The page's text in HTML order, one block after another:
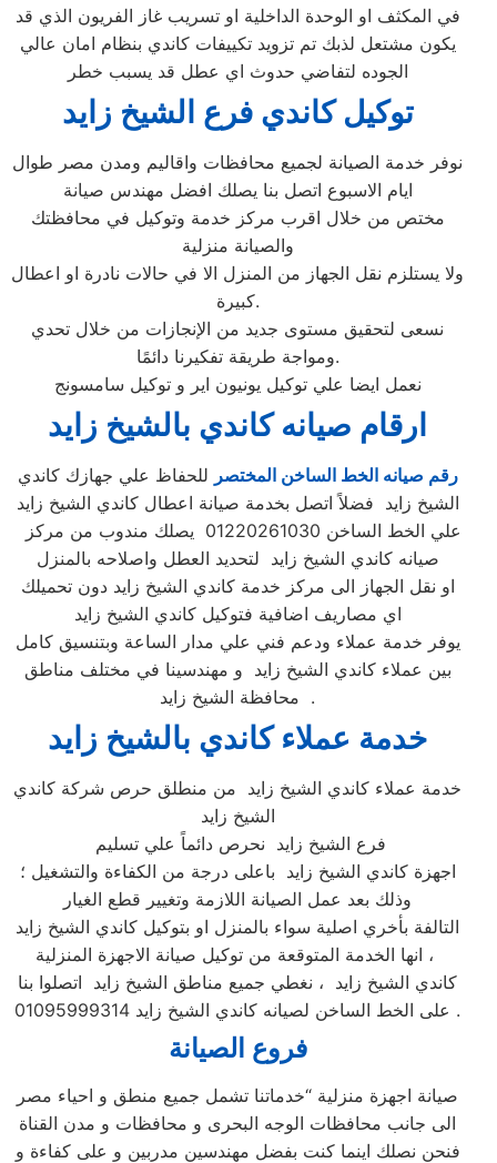
في المكثف او الوحدة الداخلية او تسريب غاز الفريون الذي قد
يكون مشتعل لذبك تم تزويد تكييفات كاندي بنظام امان عالي
الجوده لتفاضي حدوث اي عطل قد يسبب خطر
توكيل كاندي فرع الشيخ زايد
نوفر خدمة الصيانة لجميع محافظات واقاليم ومدن مصر طوال
ايام الاسبوع اتصل بنا يصلك افضل مهندس صيانة
مختص من خلال اقرب مركز خدمة وتوكيل في محافظتك
والصيانة منزلية
ولا يستلزم نقل الجهاز من المنزل الا في حالات نادرة او اعطال
كبيرة.
نسعى لتحقيق مستوى جديد من الإنجازات من خلال تحدي
ومواجة طريقة تفكيرنا دائمًا.
نعمل ايضا علي توكيل يونيون اير و توكيل سامسونج
ارقام صيانه كاندي بالشيخ زايد
رقم صيانه الخط الساخن المختصر للحفاظ علي جهازك كاندي
الشيخ زايد فضلاً اتصل بخدمة صيانة اعطال كاندي الشيخ زايد
صيانه كاندي الشيخ زايد لتحديد العطل واصلاحه بالمنزل
او نقل الجهاز الى مركز خدمة كاندي الشيخ زايد دون تحميلك
اي مصاريف اضافية فتوكيل كاندي الشيخ زايد
يوفر خدمة عملاء ودعم فني علي مدار الساعة وبتنسيق كامل
بين عملاء كاندي الشيخ زايد و مهندسينا في مختلف مناطق
محافظة الشيخ زايد .
خدمة عملاء كاندي بالشيخ زايد
خدمة عملاء كاندي الشيخ زايد من منطلق حرص شركة كاندي
الشيخ زايد
فرع الشيخ زايد نحرص دائماً علي تسليم
اجهزة كاندي الشيخ زايد باعلى درجة من الكفاءة والتشغيل ؛
وذلك بعد عمل الصيانة اللازمة وتغيير قطع الغيار
التالفة بأخري اصلية سواء بالمنزل او بتوكيل كاندي الشيخ زايد
، انها الخدمة المتوقعة من توكيل صيانة الاجهزة المنزلية
كاندي الشيخ زايد ، نغطي جميع مناطق الشيخ زايد اتصلوا بنا
على الخط الساخن لصيانه كاندي الشيخ زايد 01095999314 .
فروع الصيانة
صيانة اجهزة منزلية “خدماتنا تشمل جميع منطق و احياء مصر
الى جانب محافظات الوجه البحرى و محافظات و مدن القناة
فنحن نصلك اينما كنت بفضل مهندسين مدربين و على كفاءة و